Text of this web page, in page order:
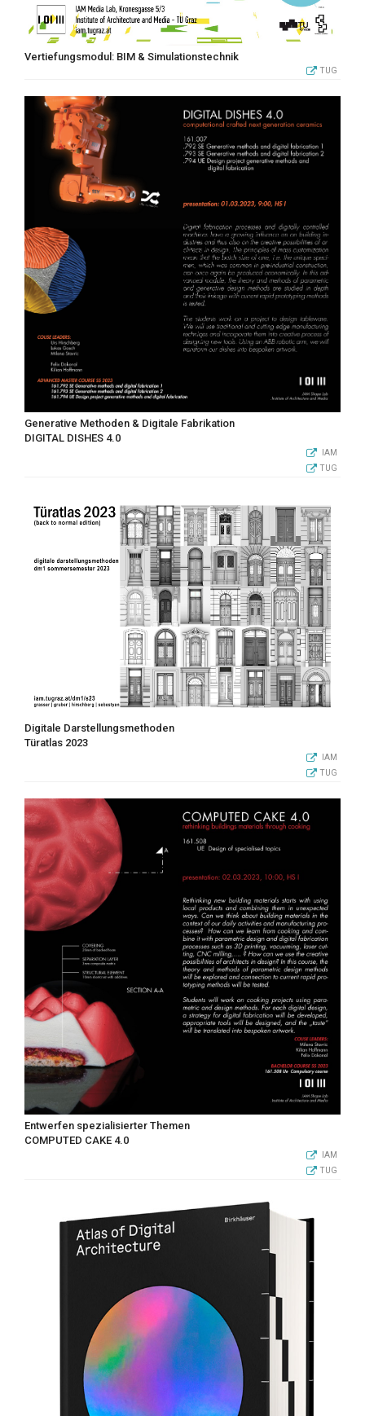
Vertiefungsmodul: BIM & Simulationstechnik
TUG
Generative Methoden & Digitale Fabrikation
DIGITAL DISHES 4.0
IAM
TUG
Digitale Darstellungsmethoden
Türatlas 2023
IAM
TUG
Entwerfen spezialisierter Themen
COMPUTED CAKE 4.0
IAM
TUG